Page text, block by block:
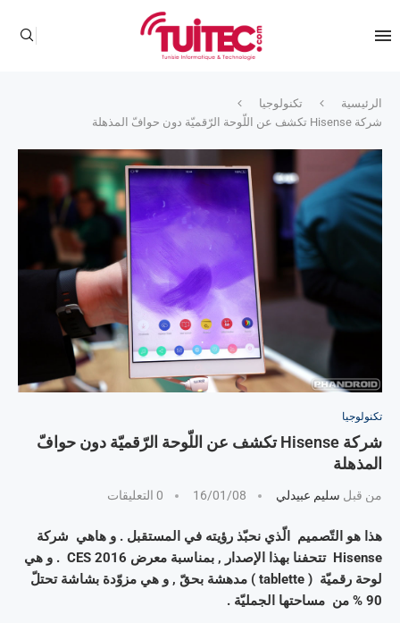
الرئيسية
تكنولوجيا
شركة Hisense تكشف عن اللّوحة الرّقميّة دون حوافّ المذهلة
تكنولوجيا
شركة Hisense تكشف عن اللّوحة الرّقميّة دون حوافّ
المذهلة
من قبل سليم عبيدلي 16/01/08 0 التعليقات
هذا هو التّصميم الّذي نحبّذ رؤيته في المستقبل . و هاهي شركة
Hisense تتحفنا بهذا الإصدار , بمناسبة معرض CES 2016 . و هي
لوحة رقميّة ( tablette ) مدهشة بحقّ , و هي مزوّدة بشاشة تحتلّ
90 % من مساحتها الجمليّة .